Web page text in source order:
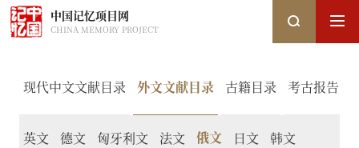
中国记忆项目网
CHINA MEMORY PROJECT
现代中文文献目录 外文文献目录 古籍目录 考古报告资
英文 德文 匈牙利文 法文 俄文 日文 韩文
搜索